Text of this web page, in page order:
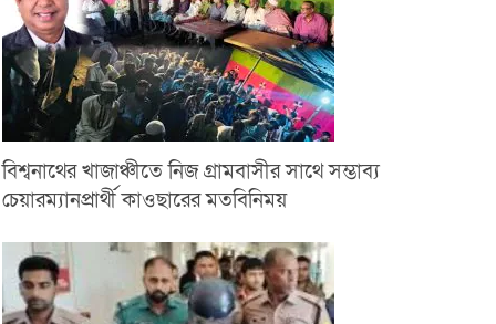
বিশ্বনাথের খাজাঞ্চীতে নিজ গ্রামবাসীর সাথে সম্ভাব্য
চেয়ারম্যানপ্রার্থী কাওছারের মতবিনিময়